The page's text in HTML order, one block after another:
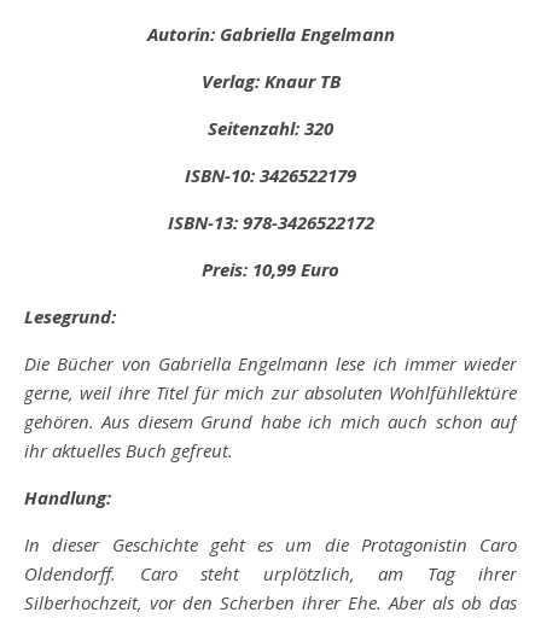
Autorin: Gabriella Engelmann
Verlag: Knaur TB
Seitenzahl: 320
ISBN-10: 3426522179
ISBN-13: 978-3426522172
Preis: 10,99 Euro
Lesegrund:
Die Bücher von Gabriella Engelmann lese ich immer wieder
gerne, weil ihre Titel für mich zur absoluten Wohlfühllektüre
gehören. Aus diesem Grund habe ich mich auch schon auf
ihr aktuelles Buch gefreut.
Handlung:
In dieser Geschichte geht es um die Protagonistin Caro
Oldendorff. Caro steht urplötzlich, am Tag ihrer
Silberhochzeit, vor den Scherben ihrer Ehe. Aber als ob das